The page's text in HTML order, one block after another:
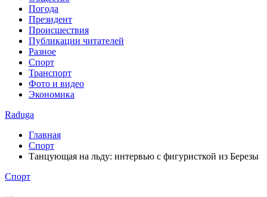
Погода
Президент
Происшествия
Публикации читателей
Разное
Спорт
Транспорт
Фото и видео
Экономика
Raduga
Главная
Спорт
Танцующая на льду: интервью с фигуристкой из Березы
Спорт